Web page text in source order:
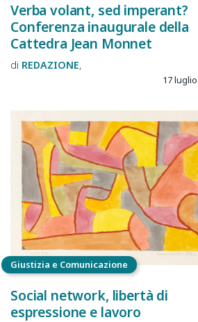
Verba volant, sed imperant?
Conferenza inaugurale della
Cattedra Jean Monnet
REDAZIONE
17
Giustizia e Comunicazione
Social network, libertà di
espressione e lavoro